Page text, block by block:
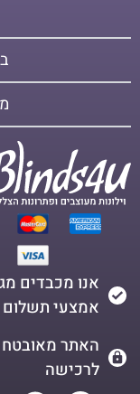
אנו מכבדים
אמצעי תשלום
לרכישה